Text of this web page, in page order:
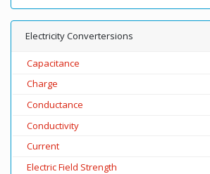
Electricity Convertersions
Capacitance
Charge
Conductance
Conductivity
Current
Electric Field Strength